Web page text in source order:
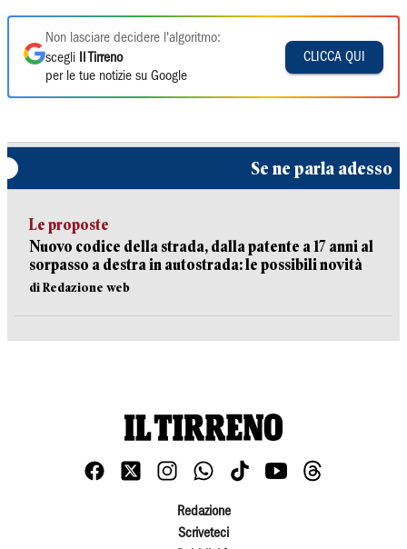
Non lasciare decidere l'algoritmo:
scegli
Il Tirreno
per le tue notizie su Google
CLICCA QUI
Se ne parla adesso
Le proposte
Nuovo codice della strada, dalla patente a 17 anni al
sorpasso a destra in autostrada: le possibili novità
di Redazione web
Redazione
Scriveteci